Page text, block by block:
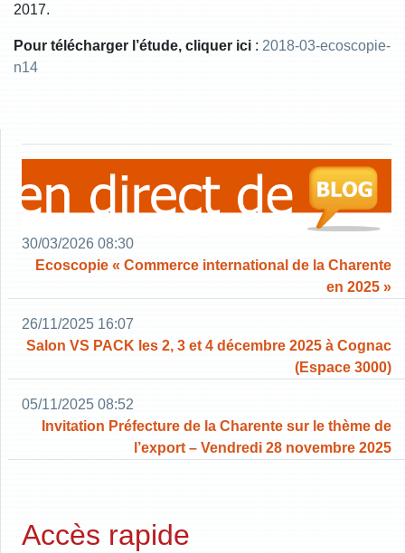
2017.
Pour télécharger l’étude, cliquer ici : 2018-03-ecoscopie-
n14
30/03/2026 08:30
Ecoscopie « Commerce international de la Charente
en 2025 »
26/11/2025 16:07
Salon VS PACK les 2, 3 et 4 décembre 2025 à Cognac
(Espace 3000)
05/11/2025 08:52
Invitation Préfecture de la Charente sur le thème de
l’export – Vendredi 28 novembre 2025
Accès rapide